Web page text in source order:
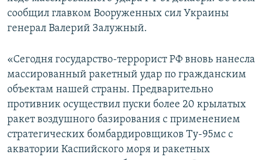
сообщил главком Вооруженных сил Украины
генерал Валерий Залужный.
«Сегодня государство-террорист РФ вновь нанесла
массированный ракетный удар по гражданским
объектам нашей страны. Предварительно
противник осуществил пуски более 20 крылатых
ракет воздушного базирования с применением
стратегических бомбардировщиков Ту-95мс с
акватории Каспийского моря и ракетных